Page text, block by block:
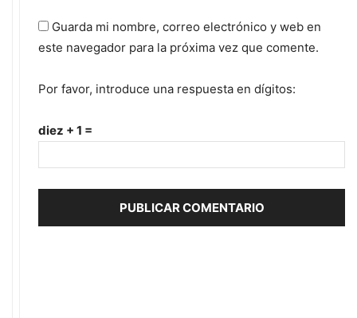
Guarda mi nombre, correo electrónico y web en
este navegador para la próxima vez que comente.
Por favor, introduce una respuesta en dígitos:
diez + 1 =